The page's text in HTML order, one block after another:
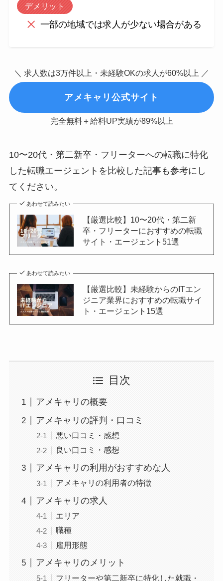
デメリット
一部の地域では求人が少ない場合がある
＼ 求人数は3万件以上・未経験OKの求人が60%以上 ／
アメキャリ公式サイト
完全無料＋給料UP実績が89%以上
10〜20代・第二新卒・フリーターへの転職に特化
した転職エージェントを比較した記事も参考にし
てください。
あわせて読みたい
【厳選比較】10〜20代・第二新
卒・フリーターにおすすめの転職
サイト・エージェント51選
あわせて読みたい
【厳選比較】未経験からのITエン
ジニア業界におすすめの転職サイ
ト・エージェント15選
目次
アメキャリの概要
アメキャリの評判・口コミ
悪い口コミ・感想
良い口コミ・感想
アメキャリの利用がおすすめな人
アメキャリの利用者の特徴
アメキャリの求人
エリア
職種
雇用形態
アメキャリのメリット
フリーターや第二新卒に特化した就職・